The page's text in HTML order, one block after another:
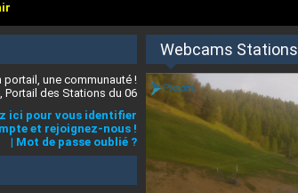
portail, une communauté !
Portail des Stations du 06
ici pour vous identifier
et rejoignez-nous !
| Mot de passe oublié ?
Webcams Stations